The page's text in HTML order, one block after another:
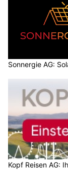
Sonnergie AG:
Kopf Reisen AG: